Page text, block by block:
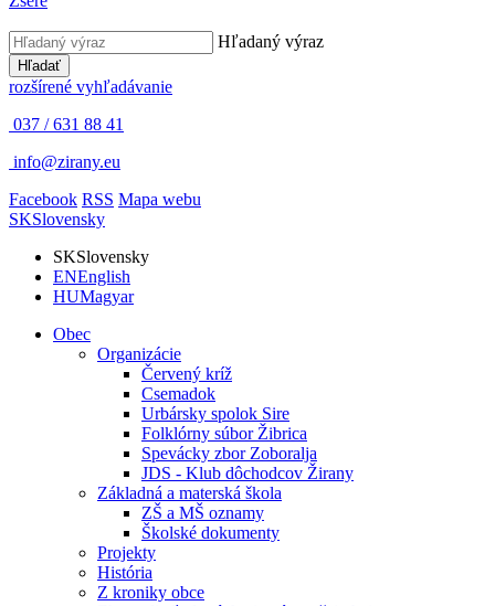
Hľadaný výraz
Hľadať
rozšírené vyhľadávanie
037 / 631 88 41
info@zirany.eu
Facebook RSS Mapa webu
SKSlovensky
SKSlovensky
ENEnglish
HUMagyar
Obec
Organizácie
Červený kríž
Csemadok
Urbársky spolok Sire
Folklórny súbor Žibrica
Spevácky zbor Zoboralja
JDS - Klub dôchodcov Žirany
Základná a materská škola
ZŠ a MŠ oznamy
Školské dokumenty
Projekty
História
Z kroniky obce